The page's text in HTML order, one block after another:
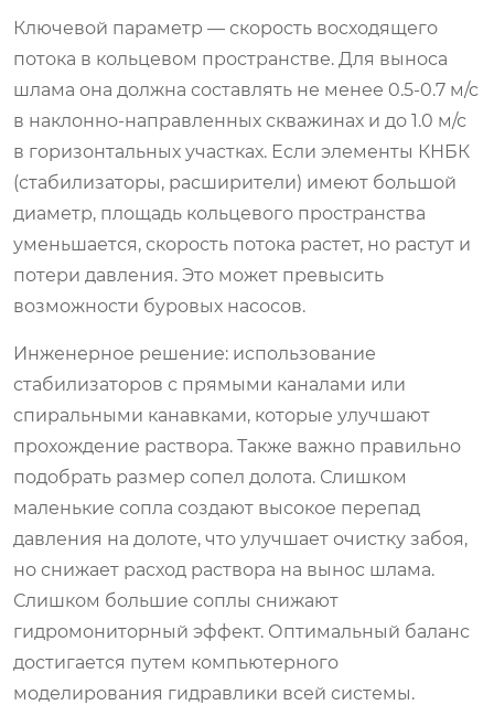
Ключевой параметр — скорость восходящего
потока в кольцевом пространстве. Для выноса
шлама она должна составлять не менее 0.5-0.7 м/с
в наклонно-направленных скважинах и до 1.0 м/с
в горизонтальных участках. Если элементы КНБК
(стабилизаторы, расширители) имеют большой
диаметр, площадь кольцевого пространства
уменьшается, скорость потока растет, но растут и
потери давления. Это может превысить
возможности буровых насосов.
Инженерное решение: использование
стабилизаторов с прямыми каналами или
спиральными канавками, которые улучшают
прохождение раствора. Также важно правильно
подобрать размер сопел долота. Слишком
маленькие сопла создают высокое перепад
давления на долоте, что улучшает очистку забоя,
но снижает расход раствора на вынос шлама.
Слишком большие соплы снижают
гидромониторный эффект. Оптимальный баланс
достигается путем компьютерного
моделирования гидравлики всей системы.